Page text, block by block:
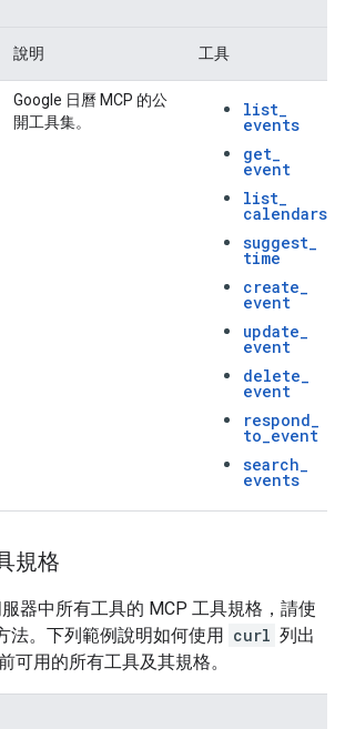
說明 工具
Google 日曆 MCP 的公
開工具集。
list_
events
get_
event
list_
calendars
suggest_
time
create_
event
update_
event
delete_
event
respond_
to_event
search_
events
規格
器中所有工具的 MCP 工具規格，請使
法。下列範例說明如何使用 curl 列出
可用的所有工具及其規格。